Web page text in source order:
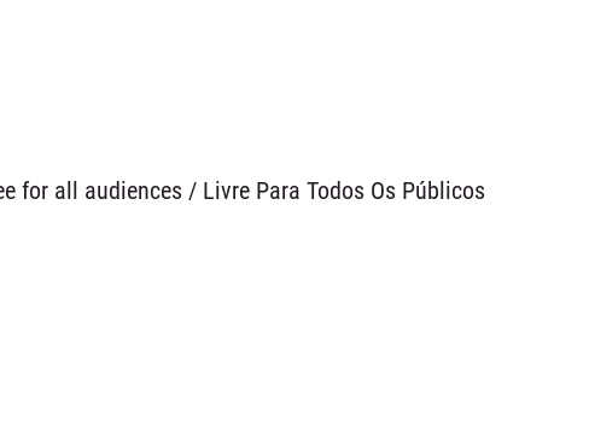
for all audiences / Livre Para Todos Os Públicos